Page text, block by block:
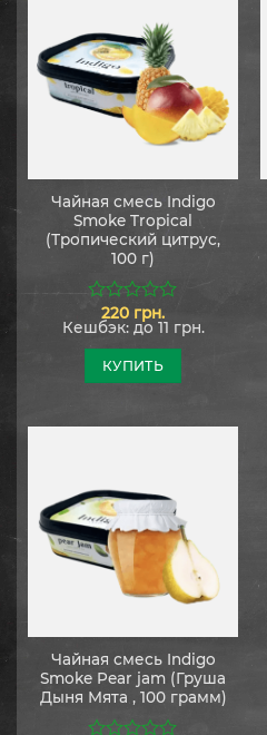
Чайная смесь Indigo
Smoke Tropical
(Тропический цитрус,
100 г)
из
5
220 грн.
Кешбэк:до 11 грн.
КУПИТЬ
Чайная смесь Indigo
Smoke Pear jam (Груша
Дыня Мята , 100 грамм)